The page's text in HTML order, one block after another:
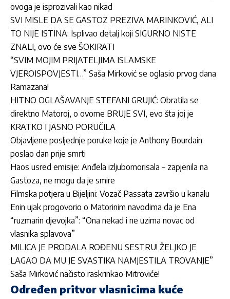
ovoga je isprozivali kao nikad
SVI MISLE DA SE GASTOZ PREZIVA MARINKOVIĆ, ALI
TO NIJE ISTINA: Isplivao detalj koji SIGURNO NISTE
ZNALI, ovo će sve ŠOKIRATI
“SVIM MOJIM PRIJATELJIMA ISLAMSKE
VJEROISPOVJESTI…” Saša Mirković se oglasio prvog dana
Ramazana!
HITNO OGLAŠAVANJE STEFANI GRUJIĆ: Obratila se
direktno Matoroj, o ovome BRUJE SVI, evo šta joj je
KRATKO I JASNO PORUČILA
Objavljene posljednje poruke koje je Anthony Bourdain
poslao dan prije smrti
Haos usred emisije: Anđela izljubomorisala – zapjenila na
Gastoza, ne mogu da je smire
Filmska potjera u Bijeljini: Vozač Passata završio u kanalu
Enin ujak progovorio o Matorinim navodima da je Ena
“ruzmarin djevojka”: “Ona nekad i ne uzima novac od
vlasnika splavova”
MILICA JE PRODALA ROĐENU SESTRU! ŽELJKO JE
LAGAO DA MU JE SVASTIKA NAMJESTILA TROVANJE”
Saša Mirković načisto raskrinkao Mitroviće!
Određen pritvor vlasnicima kuće